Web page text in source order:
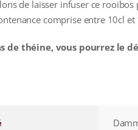
de laisser infuser ce
comprise entre 10cl
de théine, vous pourrez le